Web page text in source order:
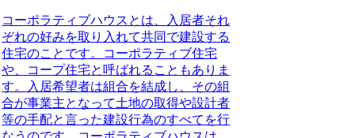
コーポラティブハウスとは、入居者それ
ぞれの好みを取り入れて共同で建設する
住宅のこと です。コーポラティブ住宅
や、コープ住宅と呼ばれることもありま
す。入居希望者は組合を結成し、その組
合が事業主となって土地の取得や設計者
等の手配と言った建設行為のすべてを行